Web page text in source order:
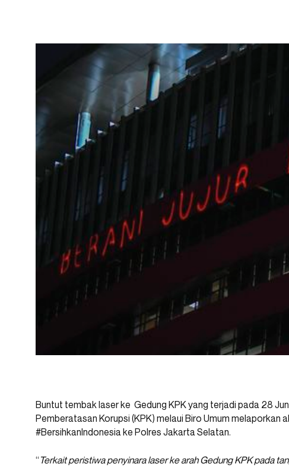
Buntut tembak laser ke Gedung KPK yang terjadi pada 28
Pemberatasan Korupsi (KPK) melaui Biro Umum melaporkan
#BersihkanIndonesia ke Polres Jakarta Selatan.
“ Terkait peristiwa penyinara laser ke arah Gedung KPK pada